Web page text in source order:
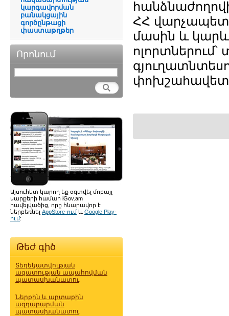
կարգավորման
բանակցային
գործընթացի
փաստաթղթեր
Որոնում
Այսուհետ կարող եք օգտվել մոբայլ
սարքերի համար iGov.am
հավելվածից, որը հնարավոր է
ներբեռնել AppStore-ում և Google Play-
ում:
Թեժ գիծ
Տեղեկատվության
ազատության ապահովման
պատասխանատու
Ներքին և արտաքին
ազդարարման
պատասխանատու
ՀՀ
մասին և
փոխշահավետ